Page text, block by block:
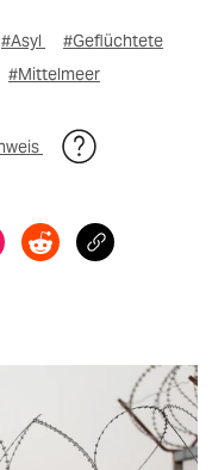
#Asyl
#Geflüchtete
#Mittelmeer